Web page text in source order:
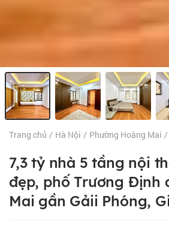
Trang chủ / Hà Nội / Phường Hoàng Mai /
7,3 tỷ nhà 5 tầng nội
đẹp, phố Trương Định
Mai gần Gảii Phóng,